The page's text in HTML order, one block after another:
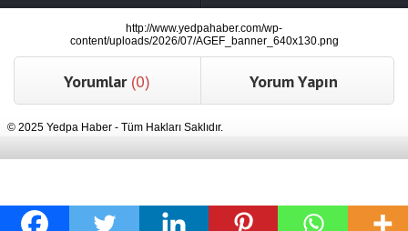
http://www.yedpahaber.com/wp-
content/uploads/2026/07/AGEF_banner_640x130.png
Yorumlar (0) Yorum Yapın
© 2025 Yedpa Haber - Tüm Hakları Saklıdır.